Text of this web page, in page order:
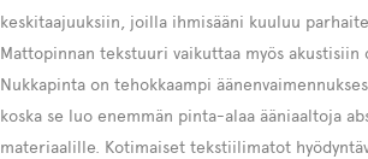
keskitaajuuksiin, joilla ihmisääni kuuluu
Mattopinnan tekstuuri vaikuttaa myös akustisiin
Nukkapinta on tehokkaampi
koska se luo enemmän pinta-alaa ääniaaltoja
materiaalille. Kotimaiset tekstiilimatot